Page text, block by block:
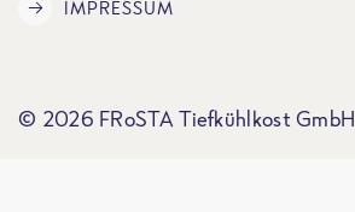
IMPRESSUM
© 2026 FRoSTA Tiefkühlkost GmbH